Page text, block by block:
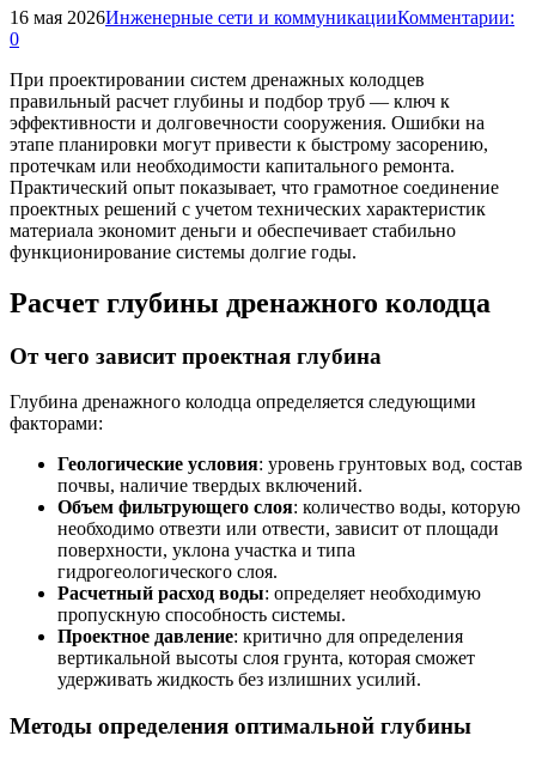
16 мая 2026Инженерные сети и коммуникацииКомментарии:
0
При проектировании систем дренажных колодцев
правильный расчет глубины и подбор труб — ключ к
эффективности и долговечности сооружения. Ошибки на
этапе планировки могут привести к быстрому засорению,
протечкам или необходимости капитального ремонта.
Практический опыт показывает, что грамотное соединение
проектных решений с учетом технических характеристик
материала экономит деньги и обеспечивает стабильно
функционирование системы долгие годы.
Расчет глубины дренажного колодца
От чего зависит проектная глубина
Глубина дренажного колодца определяется следующими
факторами:
Геологические условия: уровень грунтовых вод, состав
почвы, наличие твердых включений.
Объем фильтрующего слоя: количество воды, которую
необходимо отвезти или отвести, зависит от площади
поверхности, уклона участка и типа
гидрогеологического слоя.
Расчетный расход воды: определяет необходимую
пропускную способность системы.
Проектное давление: критично для определения
вертикальной высоты слоя грунта, которая сможет
удерживать жидкость без излишних усилий.
Методы определения оптимальной глубины